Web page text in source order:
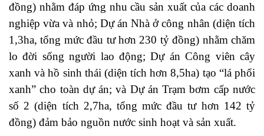
đồng) nhằm đáp ứng nhu cầu sản xuất của các doanh
nghiệp vừa và nhỏ; Dự án Nhà ở công nhân (diện tích
1,3ha, tổng mức đầu tư hơn 230 tỷ đồng) nhằm chăm
lo đời sống người lao động; Dự án Công viên cây
xanh và hồ sinh thái (diện tích hơn 8,5ha) tạo “lá phổi
xanh” cho toàn dự án; và Dự án Trạm bơm cấp nước
số 2 (diện tích 2,7ha, tổng mức đầu tư hơn 142 tỷ
đồng) đảm bảo nguồn nước sinh hoạt và sản xuất.